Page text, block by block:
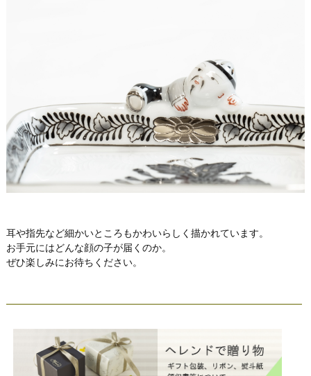
耳や指先など細かいところもかわいらしく描かれています。
お手元にはどんな顔の子が届くのか。
ぜひ楽しみにお待ちください。